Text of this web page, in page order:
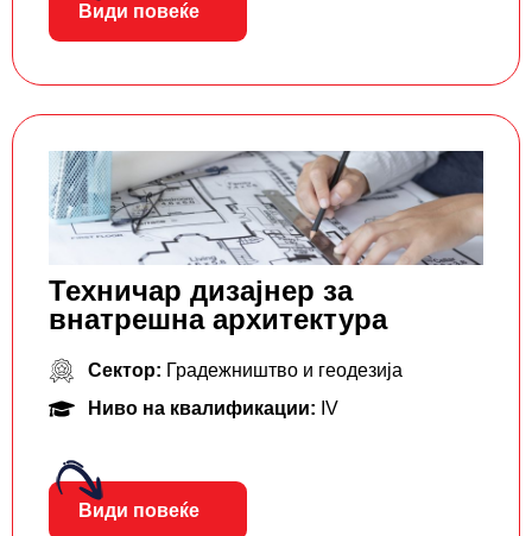
Види повеќе
Техничар дизајнер за
внатрешна архитектура
Сектор: Градежништво и геодезија
Ниво на квалификации: IV
Види повеќе